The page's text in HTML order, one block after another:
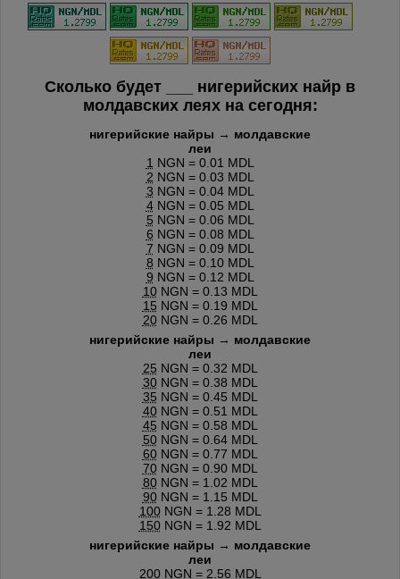
Сколько будет
нигерийских найр в
молдавских леях на сегодня:
нигерийские найры → молдавские
леи
1 NGN = 0.01 MDL
2 NGN = 0.03 MDL
3 NGN = 0.04 MDL
4NGN = 0.05 MDL
5 NGN = 0.06 MDL
6 NGN = 0.08 MDL
7 NGN = 0.09 MDL
8 NGN = 0.10 MDL
9 NGN = 0.12 MDL
10NGN = 0.13 MDL
15 NGN = 0.19 MDL
20NGN = 0.26 MDL
нигерийские найры → молдавские
леи
25 NGN = 0.32 MDL
30NGN = 0.38 MDL
35 NGN = 0.45 MDL
40NGN = 0.51 MDL
45 NGN = 0.58 MDL
50NGN = 0.64 MDL
60NGN = 0.77 MDL
70NGN = 0.90 MDL
80NGN = 1.02 MDL
90NGN = 1.15 MDL
100NGN = 1.28 MDL
150NGN = 1.92 MDL
нигерийские найры → молдавские
леи
200NGN = 2.56 MDL